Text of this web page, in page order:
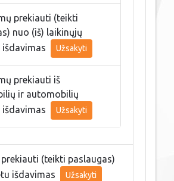
prekiauti (teikti
nuo (iš) laikinųjų
išdavimas
Užsakyti
prekiauti iš
ir automobilių
išdavimas
Užsakyti
(teikti paslaugas)
išdavimas
Užsakyti